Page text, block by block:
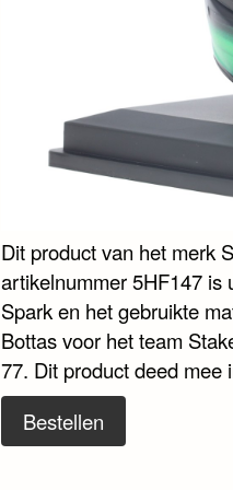
Dit product van het merk
artikelnummer 5HF147 is
Spark en het gebruikte
Bottas voor het team
77. Dit product deed mee
Bestellen